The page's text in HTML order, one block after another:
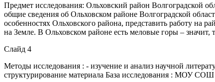
Предмет исследования: Ольховский район Волгоградской
общие сведения об Ольховском районе Волгоградской
особенностях Ольховского района, представить работу на
на Земле. В Ольховском районе есть меловые горы – значит,
Слайд 4
Методы исследования : - изучение и анализ научной
структурирование материала База исследования : МОУ